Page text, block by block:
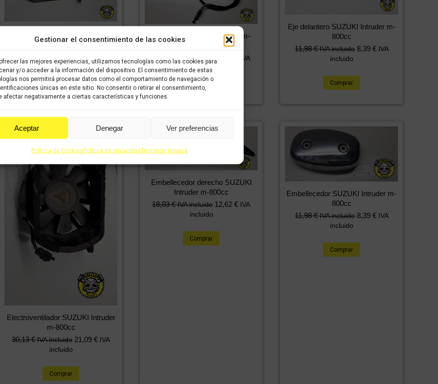
Gestionar el consentimiento de las cookies
las mejores experiencias, utilizamos tecnologías como las cookies para
y/o acceder a la información del dispositivo. El consentimiento de estas
nos permitirá procesar datos como el comportamiento de navegación o
únicas en este sitio. No consentir o retirar el consentimiento,
afectar negativamente a ciertas características y funciones.
Aceptar Denegar Ver preferencias
Política de CookiesPolítica de privacidadTérminos legales
m-800cc
incluido
Comprar
Cable gas SUZUKI Intruder m-
€ IVA incluido
IVA
incluido
Comprar
Eje delantero SUZUKI Intruder m-
800cc
11,98€ IVA incluido 8,39 € IVA
incluido
Comprar
Electroventilador SUZUKI Intruder
m-800cc
30,13€ IVA incluido 21,09 € IVA
incluido
Comprar
Embellecedor derecho SUZUKI
Intruder m-800cc
18,03€ IVA incluido 12,62 € IVA
incluido
Comprar
Embellecedor SUZUKI Intruder m-
800cc
11,98€ IVA incluido 8,39 € IVA
incluido
Comprar